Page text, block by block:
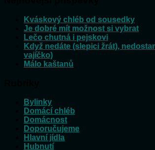
Kváskový chléb od sousedky
Je dobré mít možnost si vybrat
Lečo chutná i pejskovi
Když nedáte (slepici žrát),
vajíčko)
Málo kaštanů
Bylinky
Domácí chléb
Domácnost
Doporučujeme
Hlavní jídla
Hubnutí